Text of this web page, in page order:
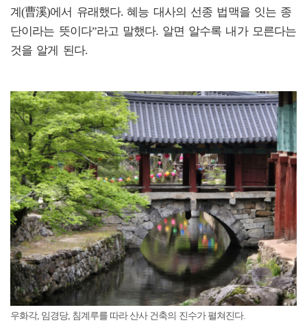
계(曹溪)에서 유래했다. 혜능 대사의 선종 법맥을 잇는 종
단이라는 뜻이다”라고 말했다. 알면 알수록 내가 모른다는
것을 알게 된다.
우화각, 임경당, 침계루를 따라 산사 건축의 진수가 펼쳐진다.